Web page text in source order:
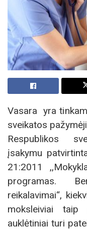
Vasara yra
sveikatos
Respublikos
įsakymu
21:2011
programas.
reikalavimai“,
moksleiviai
auklėtiniai turi